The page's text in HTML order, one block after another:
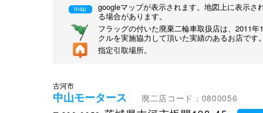
map
googleマップが表示されます。地図上に表示
る場合があります。
フラッグの付いた廃棄二輪車取扱店は、2011
クルを実施協力して頂いた実績のあるお店です
指定引取場所。
古河市
中山モータース
廃二店コード：0800056